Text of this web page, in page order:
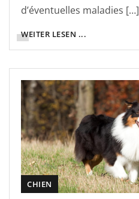
d’éventuelles maladies […]
WEITER LESEN ...
CHIEN